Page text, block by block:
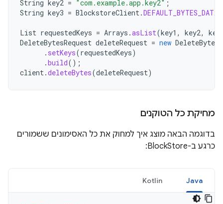
String key2 = "com.example.app.key2" ;
String key3 = BlockstoreClient.
List requestedKeys = Arrays .asList(key1 , key2,
DeleteBytesRequest deleteRequest = new
. setKeys(requestedKeys)
.build();
client.deleteBytes(deleteRequest)
מחיקת כל הטוקנים
בדוגמה הבאה מוצג איך למחוק את כל האסימונים ששמורים
כרגע ב-BlockStore:
Java
Kotlin